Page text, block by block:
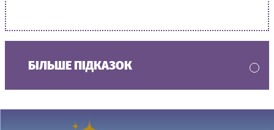
БІЛЬШЕ ПІДКАЗОК